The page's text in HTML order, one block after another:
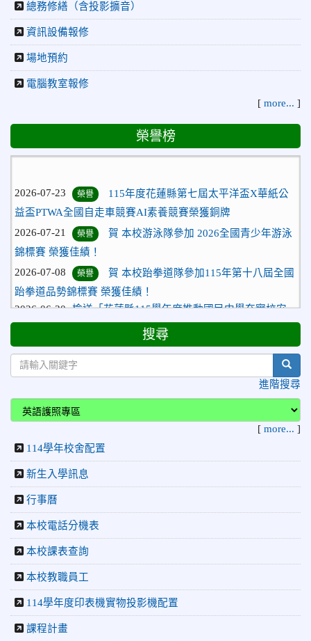
總務修繕（含投影擴音）
資訊設備報修
場地預約
電腦教室報修
[ more... ]
榮譽榜
益盃PTWA全國自走車競賽AI素養競賽榮獲銅牌
錦標賽 榮獲佳績！
跆拳道品勢錦標賽 榮獲佳績！
2026-06-30 檢送「花蓮縣115學年度推動國民中學充實校安
賀 本校跆拳道隊參加115年花蓮市「市長
盃」跆拳道錦標賽 榮獲佳績！
2026-06-16
賀 本校跆拳道隊參加115年第三十三屆全
2026-06-10
榮譽
2026-06-09
榮譽
日盃籃球賽 榮獲季軍！
齡游泳錦標賽榮獲佳績！
2026-06-02
榮譽
長盃」跆拳道錦標賽暨全國少年盃花蓮縣代表隊選拔賽 榮獲
佳績！
2026-05-03
Show and Tell榮獲佳績
2026-04-30
容
搜尋
進階搜尋
[ more... ]
114學年校舍配置
新生入學訊息
行事曆
本校電話分機表
本校課表查詢
本校教職員工
114學年度印表機實物投影機配置
課程計畫